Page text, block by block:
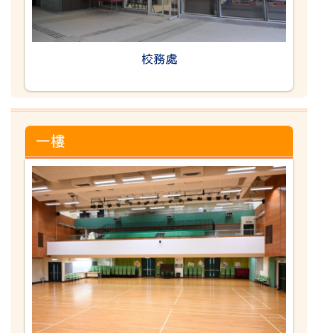
校務處
一樓